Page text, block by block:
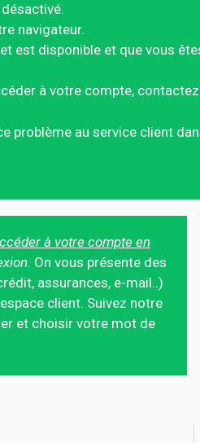
navigateur.
est disponible et que vous
à votre compte,
problème au service client
à votre compte en
On vous présente des
assurances, e-mail..)
client. Suivez notre
et choisir votre mot de